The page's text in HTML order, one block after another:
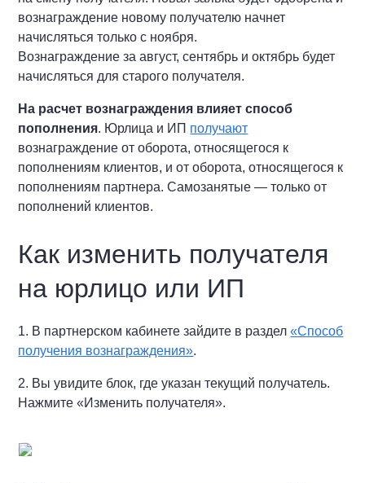
вознаграждение новому получателю начнет
начисляться только с ноября.
Вознаграждение за август, сентябрь и октябрь будет
начисляться для старого получателя.
На расчет вознаграждения влияет способ
пополнения. Юрлица и ИП получают
вознаграждение от оборота, относящегося к
пополнениям клиентов, и от оборота, относящегося к
пополнениям партнера. Самозанятые — только от
пополнений клиентов.
Как изменить получателя
на юрлицо или ИП
1. В партнерском кабинете зайдите в раздел«Способ
получения вознаграждения».
2. Вы увидите блок, где указан текущий получатель.
Нажмите «Изменить получателя».